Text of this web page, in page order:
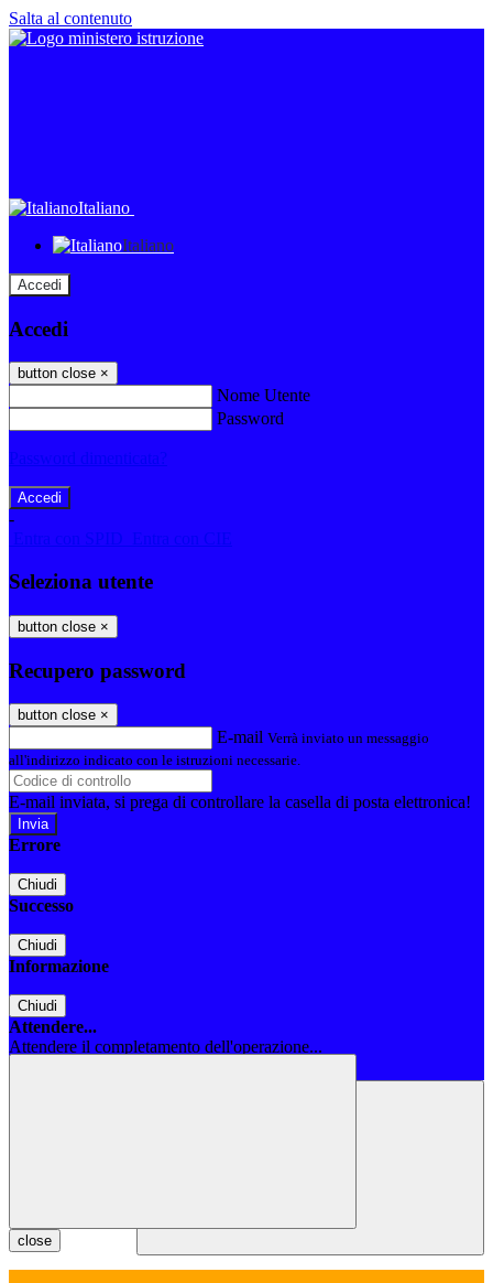
Salta al contenuto
Italiano
Italiano
Accedi
Accedi
button close ×
Nome Utente
Password
Password dimenticata?
-
Entra con SPID
Entra con CIE
Seleziona utente
button close ×
Recupero password
button close ×
E-mail Verrà inviato un messaggio
all'indirizzo indicato con le istruzioni necessarie.
E-mail inviata, si prega di controllare la casella di posta elettronica!
Errore
Chiudi
Successo
Chiudi
Informazione
Chiudi
Attendere...
Attendere il completamento dell'operazione...
close